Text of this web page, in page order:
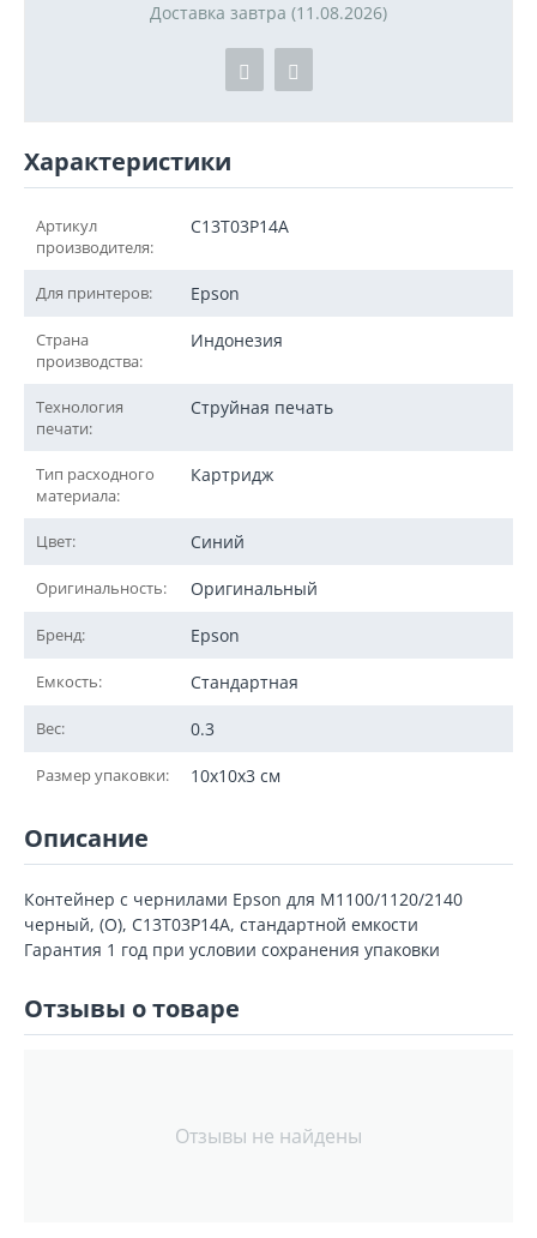
Доставка завтра (11.08.2026)
Характеристики
Артикул
производителя:
C13T03P14A
Для принтеров: Epson
Страна
производства:
Индонезия
Технология
печати:
Струйная печать
Тип расходного
материала:
Картридж
Цвет: Синий
Оригинальность: Оригинальный
Бренд: Epson
Емкость: Стандартная
Вес: 0.3
Размер упаковки: 10x10x3 см
Описание
Контейнер с чернилами Epson для M1100/1120/2140
черный, (О), C13T03P14A, стандартной емкости
Гарантия 1 год при условии сохранения упаковки
Отзывы о товаре
Отзывы не найдены